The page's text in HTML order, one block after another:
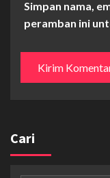
Simpan nama,
peramban ini
Cari